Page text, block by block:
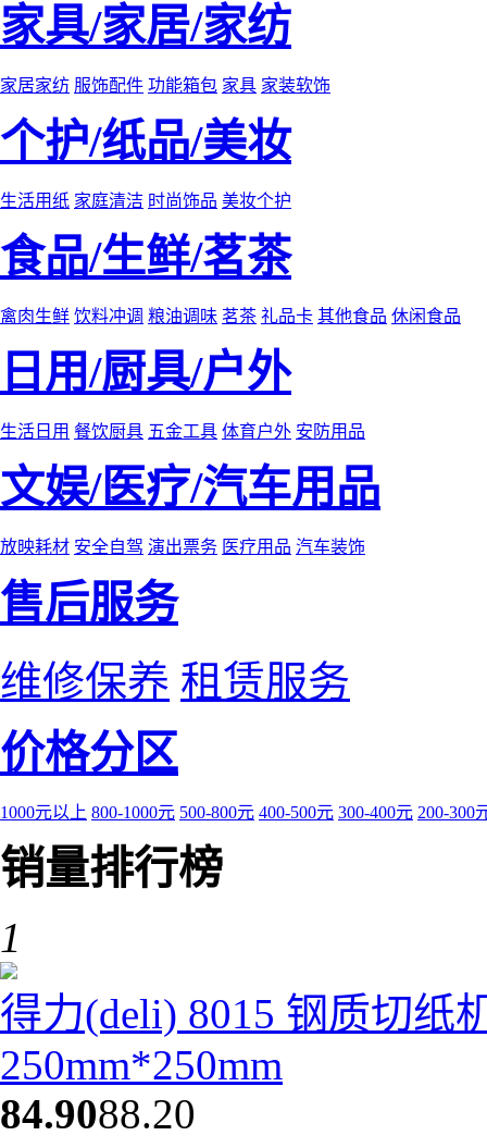
家具/家居/家纺
家居家纺 服饰配件 功能箱包 家具 家装软饰
个护/纸品/美妆
生活用纸 家庭清洁 时尚饰品 美妆个护
食品/生鲜/茗茶
禽肉生鲜 饮料冲调 粮油调味 茗茶 礼品卡 其他食品 休闲食品
日用/厨具/户外
生活日用 餐饮厨具 五金工具 体育户外 安防用品
文娱/医疗/汽车用品
放映耗材 安全自驾 演出票务 医疗用品 汽车装饰
售后服务
维修保养 租赁服务
价格分区
1000元以上 800-1000元 500-800元 400-500元 300-400元 200-300
销量排行榜
1
得力(deli) 8015 钢质切纸
250mm*250mm
84.9088.20